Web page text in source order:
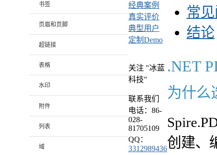
常
结论
.NET
为什么
创建、
书签
页眉和页脚
超链接
表格
水印
附件
列表
域
经典案例
真实评价
典型用户
定制Demo
关注 "冰蓝
科技"
联系我们
电话：86-
028-
81705109
QQ：
3312989436